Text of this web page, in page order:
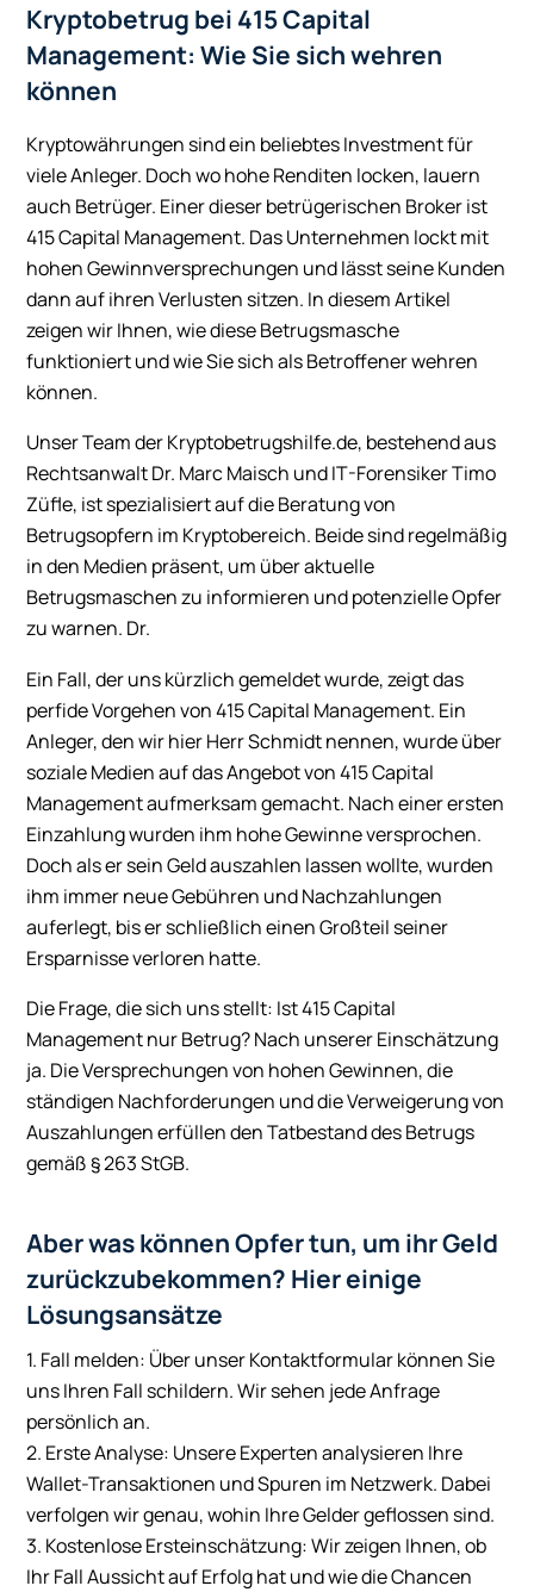
Kryptobetrug bei 415 Capital
Management: Wie Sie sich wehren
können
Kryptowährungen sind ein beliebtes Investment für
viele Anleger. Doch wo hohe Renditen locken, lauern
auch Betrüger. Einer dieser betrügerischen Broker ist
415 Capital Management. Das Unternehmen lockt mit
hohen Gewinnversprechungen und lässt seine Kunden
dann auf ihren Verlusten sitzen. In diesem Artikel
zeigen wir Ihnen, wie diese Betrugsmasche
funktioniert und wie Sie sich als Betroffener wehren
können.
Unser Team der Kryptobetrugshilfe.de, bestehend aus
Rechtsanwalt Dr. Marc Maisch und IT-Forensiker Timo
Züfle, ist spezialisiert auf die Beratung von
Betrugsopfern im Kryptobereich. Beide sind regelmäßig
in den Medien präsent, um über aktuelle
Betrugsmaschen zu informieren und potenzielle Opfer
zu warnen. Dr.
Ein Fall, der uns kürzlich gemeldet wurde, zeigt das
perfide Vorgehen von 415 Capital Management. Ein
Anleger, den wir hier Herr Schmidt nennen, wurde über
soziale Medien auf das Angebot von 415 Capital
Management aufmerksam gemacht. Nach einer ersten
Einzahlung wurden ihm hohe Gewinne versprochen.
Doch als er sein Geld auszahlen lassen wollte, wurden
ihm immer neue Gebühren und Nachzahlungen
auferlegt, bis er schließlich einen Großteil seiner
Ersparnisse verloren hatte.
Die Frage, die sich uns stellt: Ist 415 Capital
Management nur Betrug? Nach unserer Einschätzung
ja. Die Versprechungen von hohen Gewinnen, die
ständigen Nachforderungen und die Verweigerung von
Auszahlungen erfüllen den Tatbestand des Betrugs
gemäß § 263 StGB.
Aber was können Opfer tun, um ihr Geld
zurückzubekommen? Hier einige
Lösungsansätze
1. Fall melden: Über unser Kontaktformular können Sie
uns Ihren Fall schildern. Wir sehen jede Anfrage
persönlich an.
2. Erste Analyse: Unsere Experten analysieren Ihre
Wallet-Transaktionen und Spuren im Netzwerk. Dabei
verfolgen wir genau, wohin Ihre Gelder geflossen sind.
3. Kostenlose Ersteinschätzung: Wir zeigen Ihnen, ob
Ihr Fall Aussicht auf Erfolg hat und wie die Chancen